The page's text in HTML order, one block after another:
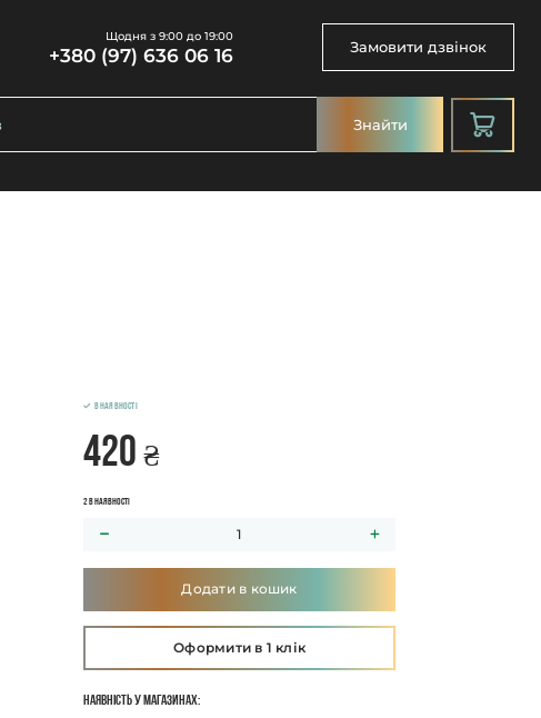
Щодня з 9:00 до 19:00
+380 (97) 636 06 16 Замовити дзвінок
Знайти
В наявності
420₴
2 в наявності
Додати в кошик
Оформити в 1 клік
Наявність у магазинах: